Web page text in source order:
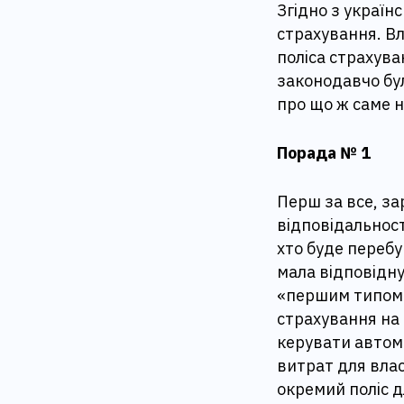
Згідно з
страхування.
поліса
законодавчо
про що ж саме
Порада № 1
Перш за все,
хто буде
мала
«першим
страхування на
керувати
витрат для
окремий поліс